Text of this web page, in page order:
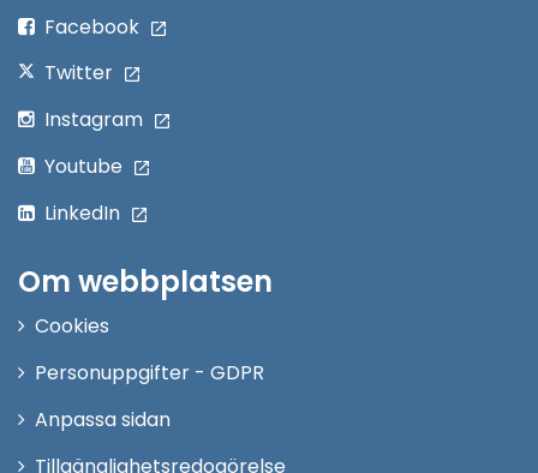
Facebook
Twitter
Instagram
Youtube
LinkedIn
Om webbplatsen
Cookies
Personuppgifter - GDPR
Anpassa sidan
Tillgänglighetsredogörelse